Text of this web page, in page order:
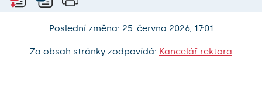
Poslední změna: 25. června 2026, 17:01
Za obsah stránky zodpovídá: Kancelář rektora